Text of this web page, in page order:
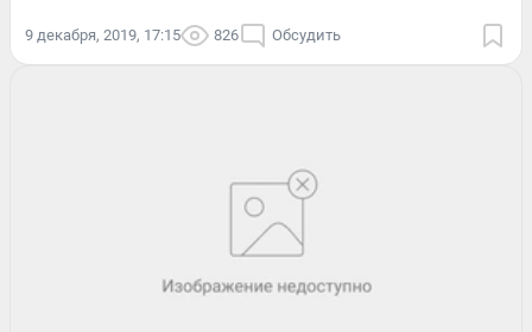
9 декабря, 2019, 17:15 826 Обсудить